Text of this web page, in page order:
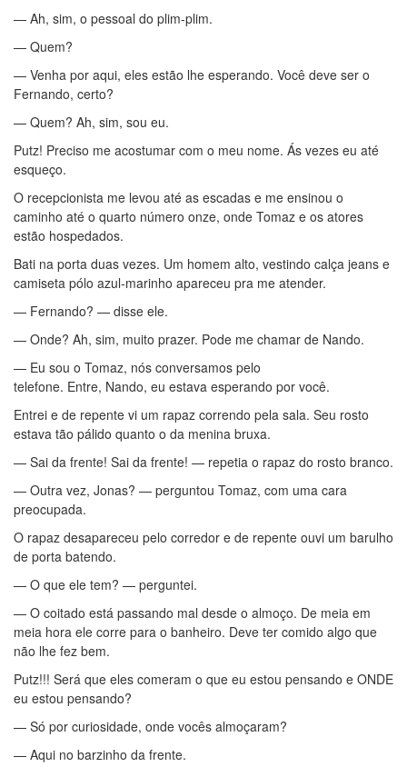
— Ah, sim, o pessoal do plim-plim.
— Quem?
— Venha por aqui, eles estão lhe esperando. Você deve ser o
Fernando, certo?
— Quem? Ah, sim, sou eu.
Putz! Preciso me acostumar com o meu nome. Ás vezes eu até
esqueço.
O recepcionista me levou até as escadas e me ensinou o
caminho até o quarto número onze, onde Tomaz e os atores
estão hospedados.
Bati na porta duas vezes. Um homem alto, vestindo calça jeans e
camiseta pólo azul-marinho apareceu pra me atender.
— Fernando? — disse ele.
— Onde? Ah, sim, muito prazer. Pode me chamar de Nando.
— Eu sou o Tomaz, nós conversamos pelo
telefone. Entre, Nando, eu estava esperando por você.
Entrei e de repente vi um rapaz correndo pela sala. Seu rosto
estava tão pálido quanto o da menina bruxa.
— Sai da frente! Sai da frente! — repetia o rapaz do rosto branco.
— Outra vez, Jonas? — perguntou Tomaz, com uma cara
preocupada.
O rapaz desapareceu pelo corredor e de repente ouvi um barulho
de porta batendo.
— O que ele tem? — perguntei.
— O coitado está passando mal desde o almoço. De meia em
meia hora ele corre para o banheiro. Deve ter comido algo que
não lhe fez bem.
Putz!!! Será que eles comeram o que eu estou pensando e ONDE
eu estou pensando?
— Só por curiosidade, onde vocês almoçaram?
— Aqui no barzinho da frente.